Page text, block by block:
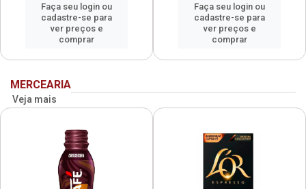
Faça seu login ou
cadastre-se para
ver preços e
comprar
Faça seu login ou
cadastre-se para
ver preços e
comprar
MERCEARIA
Veja mais